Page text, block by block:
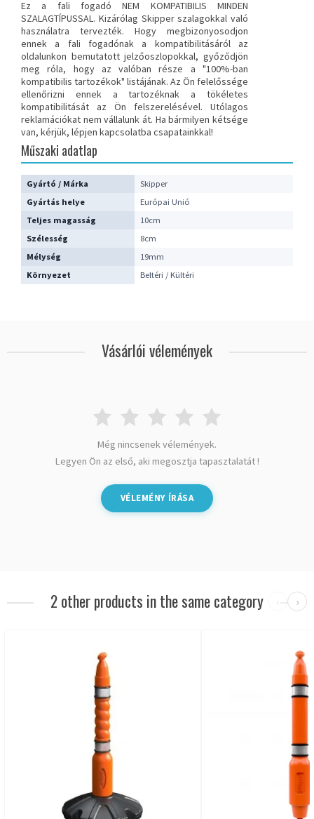
Ez a fali fogadó NEM KOMPATIBILIS MINDEN
SZALAGTÍPUSSAL. Kizárólag Skipper szalagokkal való
használatra tervezték. Hogy megbizonyosodjon
ennek a fali fogadónak a kompatibilitásáról az
oldalunkon bemutatott jelzőoszlopokkal, győződjön
meg róla, hogy az valóban része a "100%-ban
kompatibilis tartozékok" listájának. Az Ön felelőssége
ellenőrizni ennek a tartozéknak a tökéletes
kompatibilitását az Ön felszerelésével. Utólagos
reklamációkat nem vállalunk át. Ha bármilyen kétsége
van, kérjük, lépjen kapcsolatba csapatainkkal!
Műszaki adatlap
Gyártó / Márka
Skipper
Gyártás helye
Európai Unió
Teljes magasság
10cm
Szélesség
8cm
Mélység
19mm
Környezet
Beltéri / Kültéri
Vásárlói vélemények
Még nincsenek vélemények.
Legyen Ön az első, aki megosztja tapasztalatát !
VÉLEMÉNY ÍRÁSA
2 other products in the same category ‹ ›